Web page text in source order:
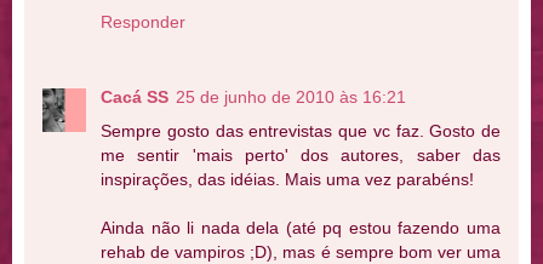
Responder
Cacá SS 25 de junho de 2010 às 16:21
Sempre gosto das entrevistas que vc faz. Gosto de
me sentir 'mais perto' dos autores, saber das
inspirações, das idéias. Mais uma vez parabéns!
Ainda não li nada dela (até pq estou fazendo uma
rehab de vampiros ;D), mas é sempre bom ver uma